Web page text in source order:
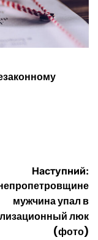
Наступний:
мужчина упал в
люк
(фото)